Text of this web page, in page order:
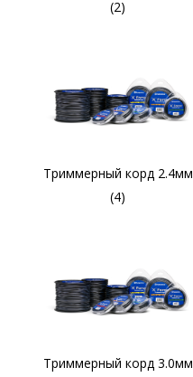
(2)
Триммерный корд 2.4мм
(4)
Триммерный корд 3.0мм